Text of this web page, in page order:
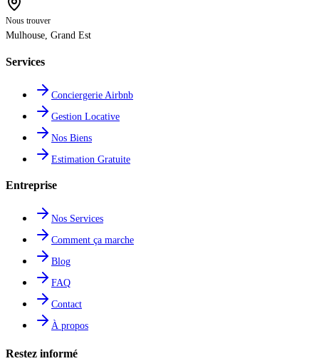
Nous trouver
Mulhouse, Grand Est
Services
Conciergerie Airbnb
Gestion Locative
Nos Biens
Estimation Gratuite
Entreprise
Nos Services
Comment ça marche
Blog
FAQ
Contact
À propos
Restez informé